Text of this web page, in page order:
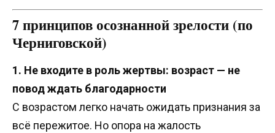
7 принципов осознанной зрелости (по
Черниговской)
1. Не входите в роль жертвы: возраст — не
повод ждать благодарности
С возрастом легко начать ожидать признания за
всё пережитое. Но опора на жалость